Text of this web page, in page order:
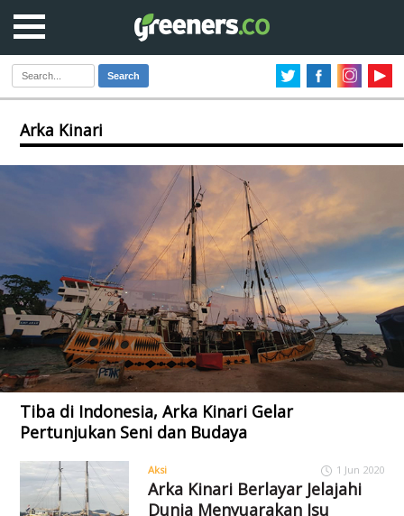
Search
Arka Kinari
Tiba di Indonesia, Arka Kinari Gelar
Pertunjukan Seni dan Budaya
Aksi 1 Jun 2020
Arka Kinari Berlayar Jelajahi
Dunia Menyuarakan Isu